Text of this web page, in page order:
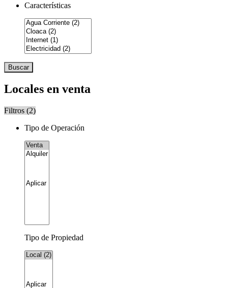
Características
Buscar
Locales en venta
Filtros (2)
Tipo de Operación
Tipo de Propiedad